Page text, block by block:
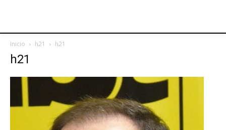
Inicio h21 h21
h21